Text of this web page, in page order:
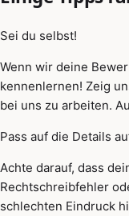
Sei du selbst!
Wenn wir deine
kennenlernen! Zeig
bei uns zu arbeiten.
Pass auf die Details
Achte darauf, dass
Rechtschreibfehler
schlechten Eindruck